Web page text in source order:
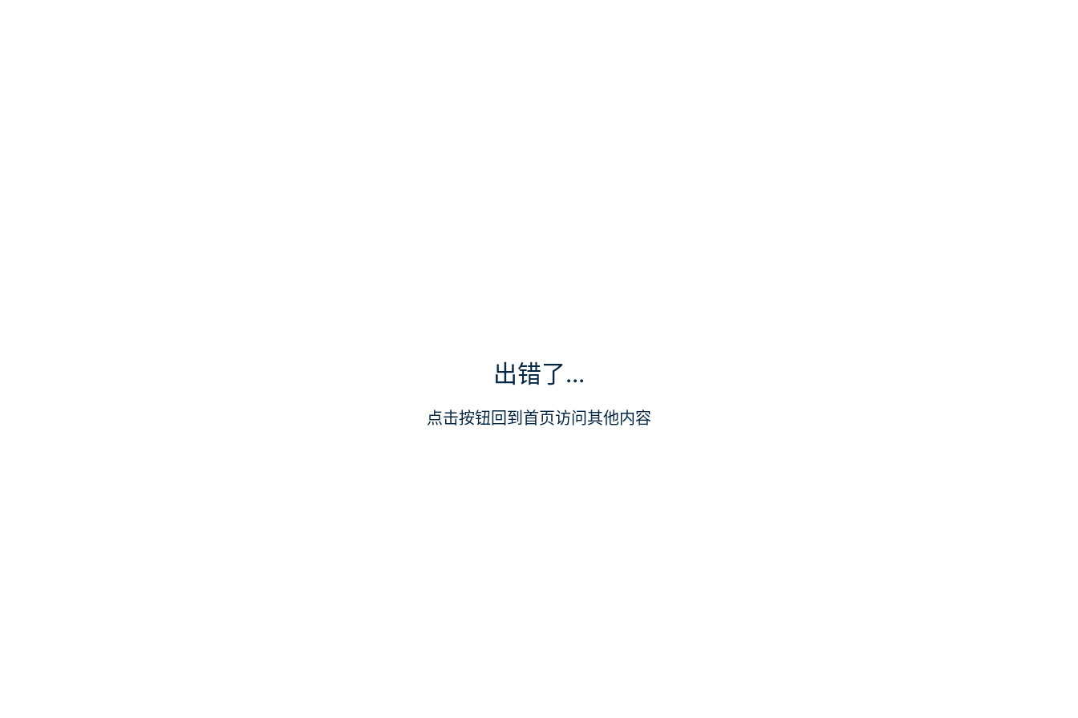
出错了...
点击按钮回到首页访问其他内容